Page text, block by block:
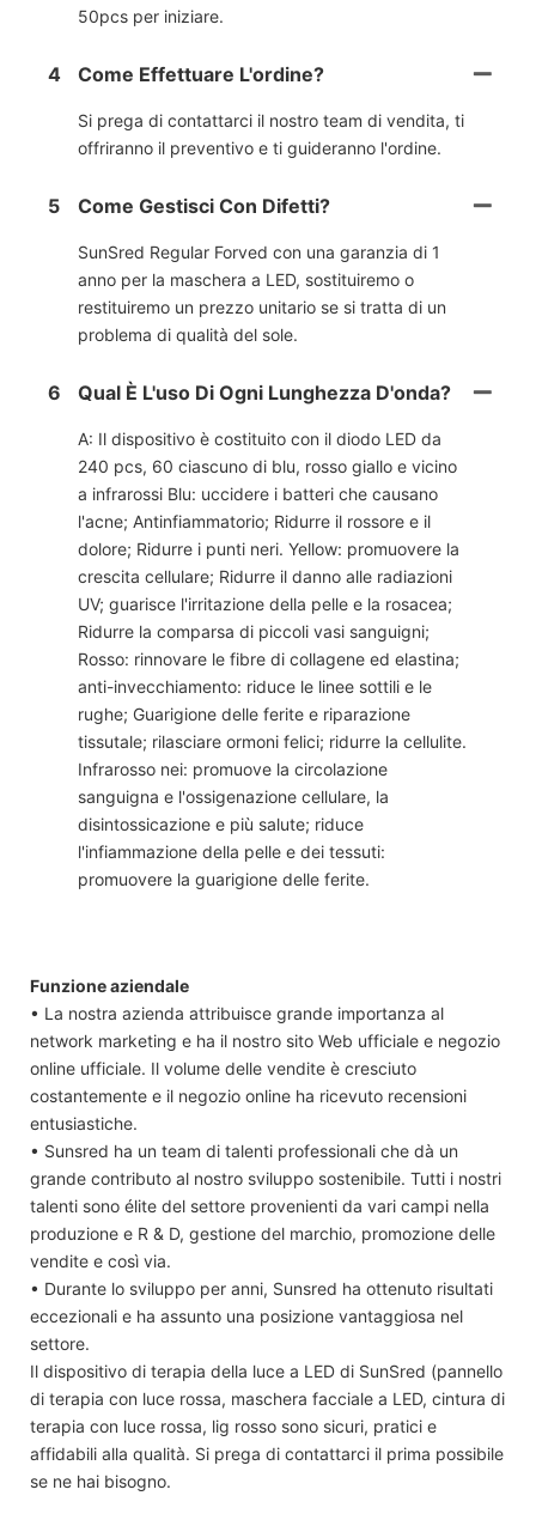
50pcs per iniziare.
4 Come Effettuare L'ordine?
Si prega di contattarci il nostro team di vendita, ti
offriranno il preventivo e ti guideranno l'ordine.
5 Come Gestisci Con Difetti?
SunSred Regular Forved con una garanzia di 1
anno per la maschera a LED, sostituiremo o
restituiremo un prezzo unitario se si tratta di un
problema di qualità del sole.
6 Qual È L'uso Di Ogni Lunghezza D'onda?
A: Il dispositivo è costituito con il diodo LED da
240 pcs, 60 ciascuno di blu, rosso giallo e vicino
a infrarossi Blu: uccidere i batteri che causano
l'acne; Antinfiammatorio; Ridurre il rossore e il
dolore; Ridurre i punti neri. Yellow: promuovere la
crescita cellulare; Ridurre il danno alle radiazioni
UV; guarisce l'irritazione della pelle e la rosacea;
Ridurre la comparsa di piccoli vasi sanguigni;
Rosso: rinnovare le fibre di collagene ed elastina;
anti-invecchiamento: riduce le linee sottili e le
rughe; Guarigione delle ferite e riparazione
tissutale; rilasciare ormoni felici; ridurre la cellulite.
Infrarosso nei: promuove la circolazione
sanguigna e l'ossigenazione cellulare, la
disintossicazione e più salute; riduce
l'infiammazione della pelle e dei tessuti:
promuovere la guarigione delle ferite.
Funzione aziendale
• La nostra azienda attribuisce grande importanza al
network marketing e ha il nostro sito Web ufficiale e negozio
online ufficiale. Il volume delle vendite è cresciuto
costantemente e il negozio online ha ricevuto recensioni
entusiastiche.
• Sunsred ha un team di talenti professionali che dà un
grande contributo al nostro sviluppo sostenibile. Tutti i nostri
talenti sono élite del settore provenienti da vari campi nella
produzione e R & D, gestione del marchio, promozione delle
vendite e così via.
• Durante lo sviluppo per anni, Sunsred ha ottenuto risultati
eccezionali e ha assunto una posizione vantaggiosa nel
settore.
Il dispositivo di terapia della luce a LED di SunSred (pannello
di terapia con luce rossa, maschera facciale a LED, cintura di
terapia con luce rossa, lig rosso sono sicuri, pratici e
affidabili alla qualità. Si prega di contattarci il prima possibile
se ne hai bisogno.